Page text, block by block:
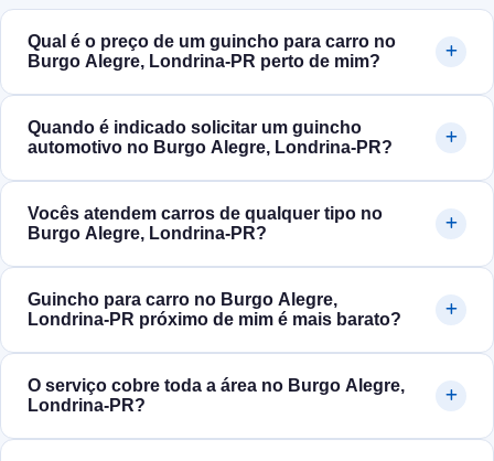
Qual é o preço de um guincho para carro no
Burgo Alegre, Londrina‑PR perto de mim?
Quando é indicado solicitar um guincho
automotivo no Burgo Alegre, Londrina‑PR?
Vocês atendem carros de qualquer tipo no
Burgo Alegre, Londrina‑PR?
Guincho para carro no Burgo Alegre,
Londrina‑PR próximo de mim é mais barato?
O serviço cobre toda a área no Burgo Alegre,
Londrina‑PR?